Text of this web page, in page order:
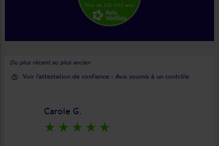
Plus de 210 000 avis
Du plus récent au plus ancien
help_outline Voir l'attestation de confiance - Avis soumis à un contrôle
Carole G.
star_rate star_rate star_rate star_rate star_rate